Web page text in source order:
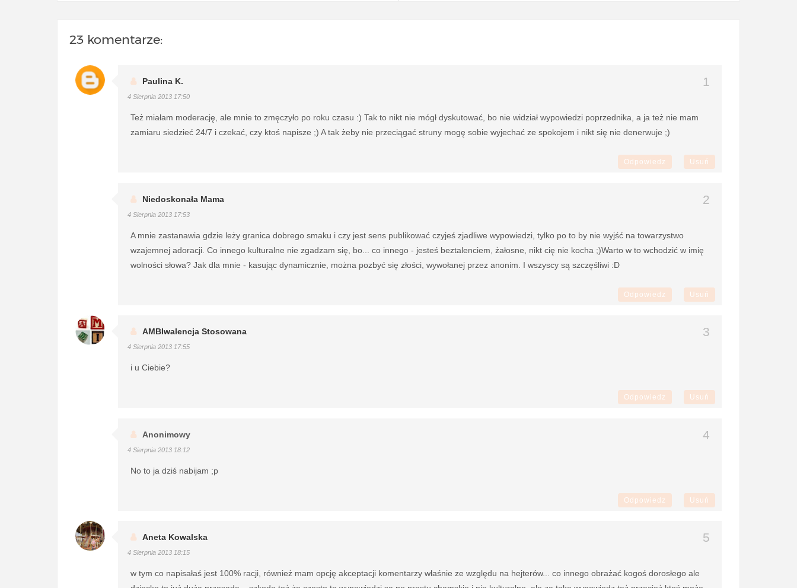
23 komentarze:
Paulina K.
4 Sierpnia 2013 17:50
Też miałam moderację, ale mnie to zmęczyło po roku czasu :) Tak to nikt nie mógł dyskutować, bo nie widział wypowiedzi poprzednika, a ja też nie mam
zamiaru siedzieć 24/7 i czekać, czy ktoś napisze ;) A tak żeby nie przeciągać struny mogę sobie wyjechać ze spokojem i nikt się nie denerwuje ;)
Odpowiedz Usuń
Niedoskonała Mama
4 Sierpnia 2013 17:53
A mnie zastanawia gdzie leży granica dobrego smaku i czy jest sens publikować czyjeś zjadliwe wypowiedzi, tylko po to by nie wyjść na towarzystwo
wzajemnej adoracji. Co innego kulturalne nie zgadzam się, bo... co innego - jesteś beztalenciem, żałosne, nikt cię nie kocha ;)Warto w to wchodzić w imię
wolności słowa? Jak dla mnie - kasując dynamicznie, można pozbyć się złości, wywołanej przez anonim. I wszyscy są szczęśliwi :D
Odpowiedz Usuń
AMBIwalencja Stosowana
4 Sierpnia 2013 17:55
i u Ciebie?
Odpowiedz Usuń
Anonimowy
4 Sierpnia 2013 18:12
No to ja dziś nabijam ;p
Odpowiedz Usuń
Aneta Kowalska
4 Sierpnia 2013 18:15
w tym co napisałaś jest 100% racji, również mam opcję akceptacji komentarzy właśnie ze względu na hejterów... co innego obrażać kogoś dorosłego ale